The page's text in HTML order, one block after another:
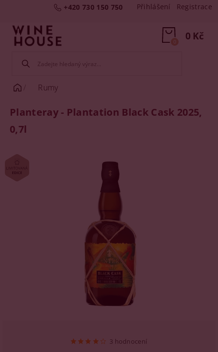
+420 730 150 750 Přihlášení Registrace
0 Kč
0
Rumy
Planteray - Plantation Black Cask 2025,
0,7l
3 hodnocení